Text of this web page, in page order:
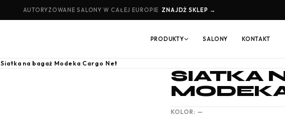
AUTORYZOWANE SALONY W CAŁEJ EUROPIE ZNAJDŹ SKLEP →
PRODUKTY SALONY KONTAKT
Siatka na bagaż Modeka Cargo Net
SIATKA
KOLOR: —